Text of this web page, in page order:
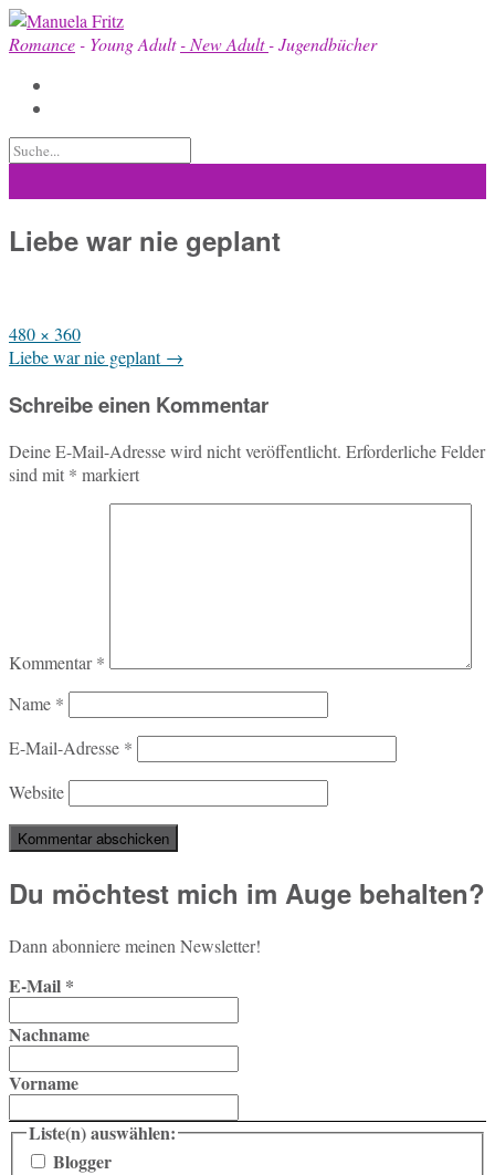
Skip
to
Romance- Young Adult- New Adult- Jugendbücher
Liebe war nie geplant
Full
size
480 × 360
Post
Liebe war nie geplant →
Schreibe einen Kommentar
Deine E-Mail-Adresse wird nicht veröffentlicht. Erforderliche Felder
sind mit * markiert
Kommentar*
Name *
E-Mail-Adresse *
Website
Du möchtest mich im Auge behalten?
Dann abon­nie­re meinen Newsletter!
E-Mail *
Nachname
Vorname
Liste(n) auswählen:
Blogger